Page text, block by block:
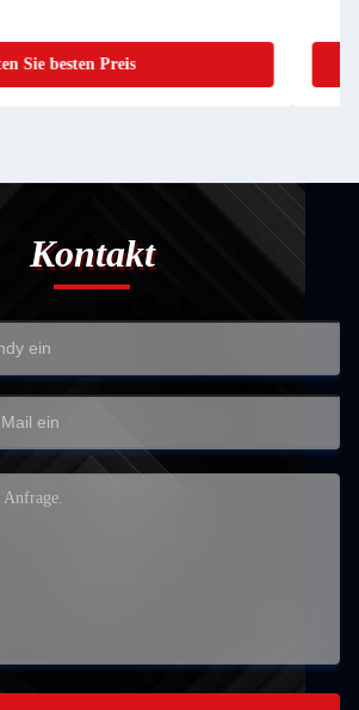
Erhalten Sie besten Preis
Kontakt